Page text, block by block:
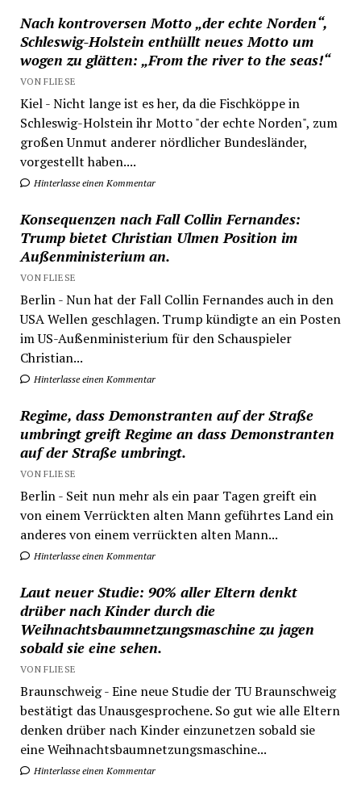
Nach kontroversen Motto „der echte Norden“,
Schleswig-Holstein enthüllt neues Motto um
wogen zu glätten: „From the river to the seas!“
VON FLIESE
Kiel - Nicht lange ist es her, da die Fischköppe in
Schleswig-Holstein ihr Motto "der echte Norden", zum
großen Unmut anderer nördlicher Bundesländer,
vorgestellt haben....
Hinterlasse einen Kommentar
Konsequenzen nach Fall Collin Fernandes:
Trump bietet Christian Ulmen Position im
Außenministerium an.
VON FLIESE
Berlin - Nun hat der Fall Collin Fernandes auch in den
USA Wellen geschlagen. Trump kündigte an ein Posten
im US-Außenministerium für den Schauspieler
Christian...
Hinterlasse einen Kommentar
Regime, dass Demonstranten auf der Straße
umbringt greift Regime an dass Demonstranten
auf der Straße umbringt.
VON FLIESE
Berlin - Seit nun mehr als ein paar Tagen greift ein
von einem Verrückten alten Mann geführtes Land ein
anderes von einem verrückten alten Mann...
Hinterlasse einen Kommentar
Laut neuer Studie: 90% aller Eltern denkt
drüber nach Kinder durch die
Weihnachtsbaumnetzungsmaschine zu jagen
sobald sie eine sehen.
VON FLIESE
Braunschweig - Eine neue Studie der TU Braunschweig
bestätigt das Unausgesprochene. So gut wie alle Eltern
denken drüber nach Kinder einzunetzen sobald sie
eine Weihnachtsbaumnetzungsmaschine...
Hinterlasse einen Kommentar